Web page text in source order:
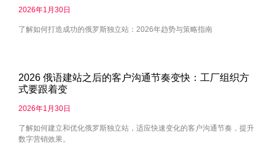
2026年1月30日
了解如何打造成功的俄罗斯独立站：2026年趋势与策略指南
2026 俄语建站之后的客户沟通节奏变快：工厂组织方
式要跟着变
2026年1月30日
了解如何建立和优化俄罗斯独立站，适应快速变化的客户沟通节奏，提升
数字营销效果。